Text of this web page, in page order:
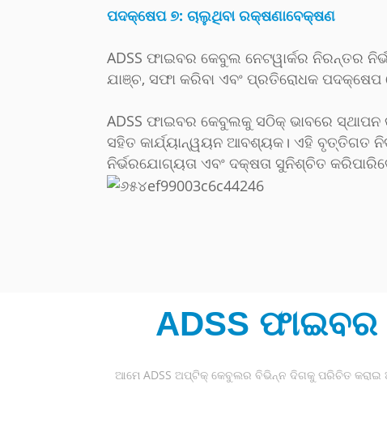
ପଦକ୍ଷେପ ୭: ଚାଲୁଥିବା ରକ୍ଷଣାବେକ୍ଷଣ
ADSS ଫାଇବର କେବୁଲ ନେଟୱାର୍କର ନିରନ୍ତର
ଯାଞ୍ଚ, ସଫା କରିବା ଏବଂ ପ୍ରତିରୋଧକ ପଦକ୍ଷେପ
ADSS ଫାଇବର କେବୁଲକୁ ସଠିକ୍ ଭାବରେ ସ୍ଥାପନ
ସହିତ କାର୍ଯ୍ୟାନ୍ୱୟନ ଆବଶ୍ୟକ। ଏହି ବୃତ୍ତିଗତ
ନିର୍ଭରଯୋଗ୍ୟତା ଏବଂ ଦକ୍ଷତା ସୁନିଶ୍ଚିତ
ADSS
ଆମେ ADSS ଅପ୍ଟିକ୍ କେବୁଲର ବିଭିନ୍ନ ଦିଗକୁ ପରିଚିତ କରାଇ